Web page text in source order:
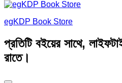
egKDP Book Store
প্রতিটি বইয়ের সাথে,
রাতে।